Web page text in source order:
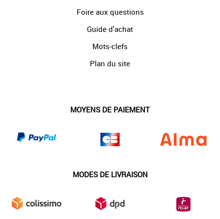
Foire aux questions
Guide d'achat
Mots-clefs
Plan du site
MOYENS DE PAIEMENT
MODES DE LIVRAISON